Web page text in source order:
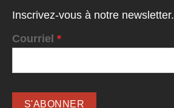
Inscrivez-vous à notre newsletter.
Courriel *